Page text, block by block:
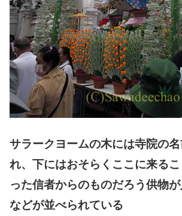
サラークヨームの木には寺院の
れ、下にはおそらくここに来る
った信者からのものだろう供物
などが並べられている